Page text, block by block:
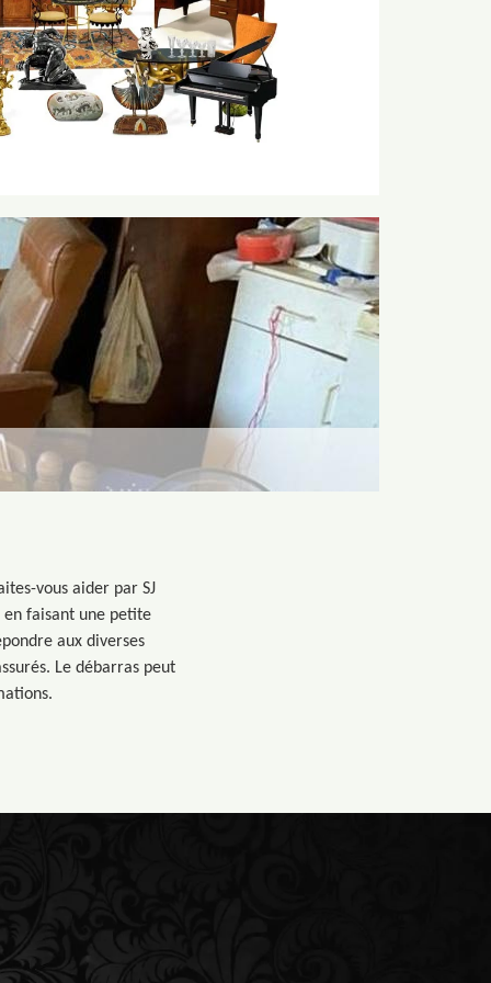
vous aider par SJ
en faisant une petite
aux diverses
Le débarras peut